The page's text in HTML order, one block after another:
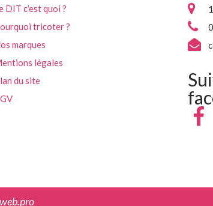
DIT c’est quoi ?
tricoter ?
marques
légales
du site